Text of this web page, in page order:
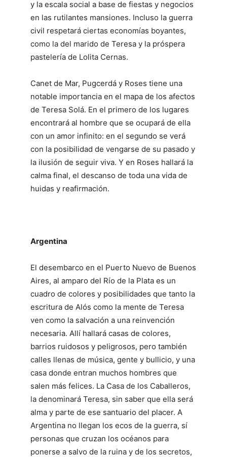
y la escala social a base de fiestas y negocios
en las rutilantes mansiones. Incluso la guerra
civil respetará ciertas economías boyantes,
como la del marido de Teresa y la próspera
pastelería de Lolita Cernas.
Canet de Mar, Pugcerdá y Roses tiene una
notable importancia en el mapa de los afectos
de Teresa Solá. En el primero de los lugares
encontrará al hombre que se ocupará de ella
con un amor infinito: en el segundo se verá
con la posibilidad de vengarse de su pasado y
la ilusión de seguir viva. Y en Roses hallará la
calma final, el descanso de toda una vida de
huidas y reafirmación.
Argentina
El desembarco en el Puerto Nuevo de Buenos
Aires, al amparo del Río de la Plata es un
cuadro de colores y posibilidades que tanto la
escritura de Alós como la mente de Teresa
ven como la salvación a una reinvención
necesaria. Allí hallará casas de colores,
barrios ruidosos y peligrosos, pero también
calles llenas de música, gente y bullicio, y una
casa donde entran muchos hombres que
salen más felices. La Casa de los Caballeros,
la denominará Teresa, sin saber que ella será
alma y parte de ese santuario del placer. A
Argentina no llegan los ecos de la guerra, sí
personas que cruzan los océanos para
ponerse a salvo de la ruina y de los secretos,